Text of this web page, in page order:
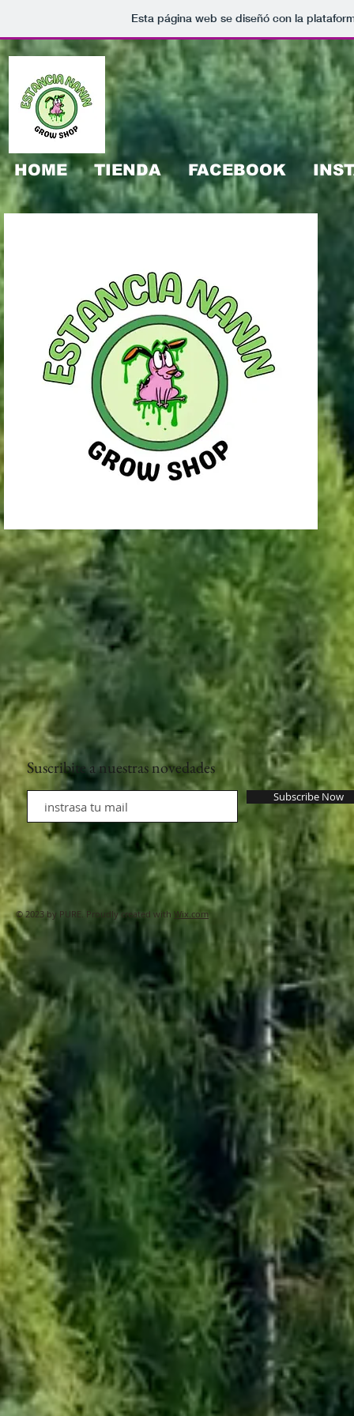
Esta página web se diseñó con la
HOME TIENDA FACEBOOK
Suscribite a nuestras novedades
Subscribe Now
© 2023 by PURE. Proudly created with Wix.com